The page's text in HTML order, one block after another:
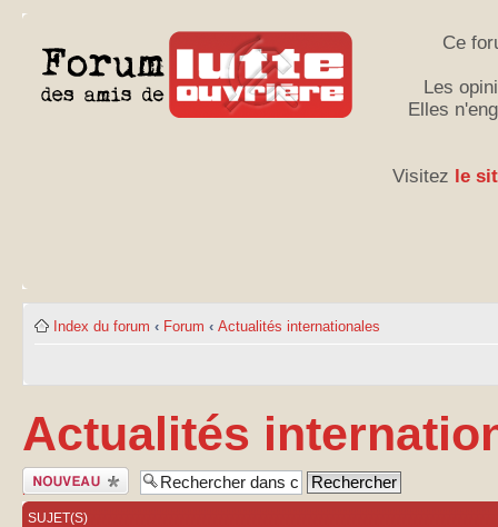
Ce
Les
Elles
Visitez le
Index du forum ‹ Forum ‹ Actualités internationales
Actualités
Publier un
nouveau sujet
SUJET(S)